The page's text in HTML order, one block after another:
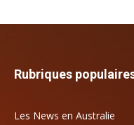
Rubriques
Les News en Australie